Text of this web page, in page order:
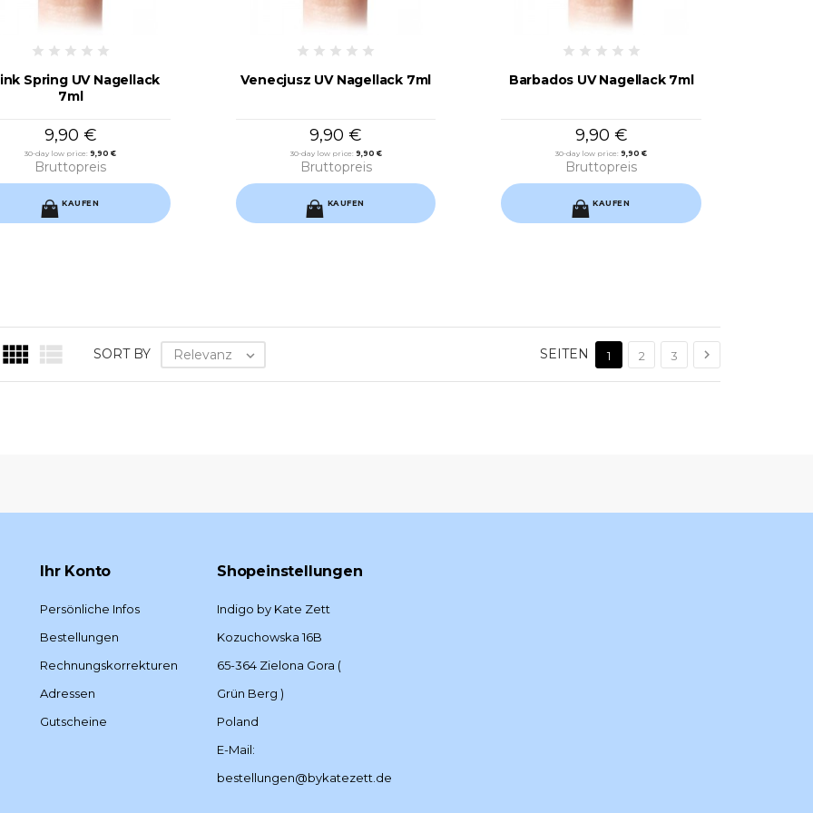
Spring UV Nagellack
7ml
9,90 €
30-day low price:9,90 €
Bruttopreis
KAUFEN
Venecjusz UV Nagellack 7ml
9,90 €
30-day low price: 9,90 €
Bruttopreis
KAUFEN
Barbados UV Nagellack 7ml
9,90 €
30-day low price:9,90 €
Bruttopreis
KAUFEN
 SORT BY Relevanz  SEITEN 1 2 3 
Ihr Konto
Persönliche Infos
Bestellungen
Rechnungskorrekturen
Adressen
Gutscheine
Shopeinstellungen
Indigo by Kate Zett
Kozuchowska 16B
65-364 Zielona Gora (
Grün Berg )
Poland
E-Mail:
bestellungen@bykatezett.de